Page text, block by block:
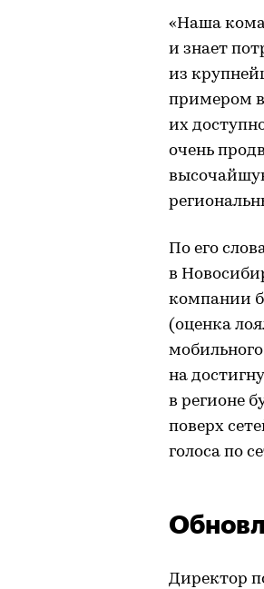
«Наша
и знает
из
примером в
их
очень
По его
в
компании
(оценка
на
в регионе
поверх
голоса по
Директор